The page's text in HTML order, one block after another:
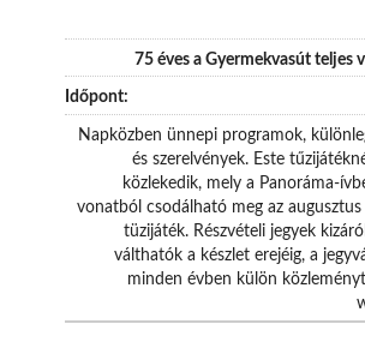
75 éves a Gyermekvasút teljes
Napközben ünnepi programok,
és szerelvények. Este
közlekedik, mely a Panoráma-
vonatból csodálható meg az
tüzijáték. Részvételi jegyek
válthatók a készlet erejéig, a
minden évben külön